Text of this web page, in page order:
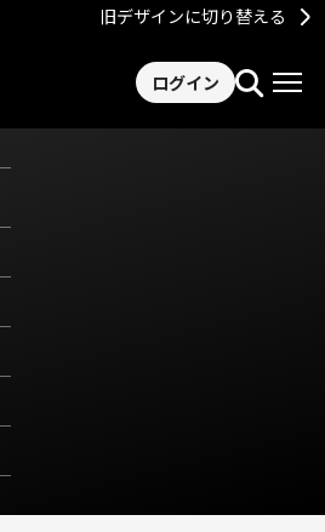
旧デザインに切り替える
ログイン